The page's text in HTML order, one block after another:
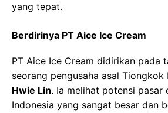
yang tepat.
Berdirinya PT Aice Ice Cream
PT Aice Ice Cream didirikan pada
seorang pengusaha asal Tiongkok
Hwie Lin. Ia melihat potensi pasar
Indonesia yang sangat besar dan